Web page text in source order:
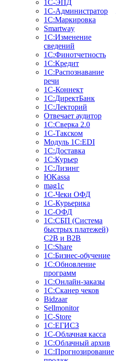
1С-ЭПД
1С-Администратор
1С:Маркировка
Smartway
1С:Изменение
сведений
1С:Финотчетность
1С:Кредит
1С:Распознавание
речи
1С-Коннект
1С:ДиректБанк
1С:Лекторий
Отвечает аудитор
1С:Сверка 2.0
1С-Такском
Модуль 1C:EDI
1С:Доставка
1С:Курьер
1С:Лизинг
ЮKassa
mag1c
1С-Чеки ОФД
1С-Курьерика
1С-ОФД
1С:СБП (Система
быстрых платежей)
C2B и B2B
1С:Share
1С:Бизнес-обучение
1С:Обновление
программ
1С:Онлайн-заказы
1С:Сканер чеков
Bidzaar
Sellmonitor
1C-Store
1С:ЕГИСЗ
1С-Облачная касса
1С:Облачный архив
1С:Прогнозирование